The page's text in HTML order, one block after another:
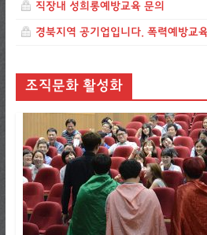
직장내 성희롱예방교육 문의
경북지역 공기업입니다. 폭력예방교육 관련
조직문화 활성화